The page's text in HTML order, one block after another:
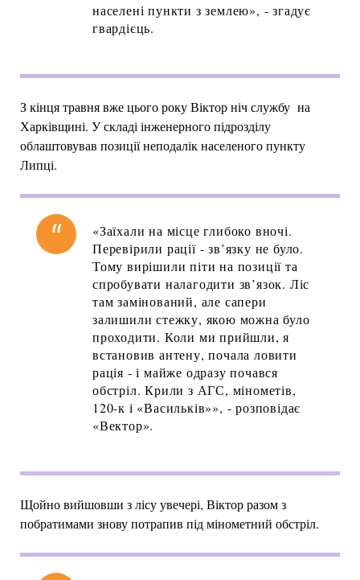
населені пункти з землею», - згадує
гвардієць.
З кінця травня вже цього року Віктор ніч службу на
Харківщині. У складі інженерного підрозділу
облаштовував позиції неподалік населеного пункту
Липці.
«Заїхали на місце глибоко вночі.
Перевірили рації - зв’язку не було.
Тому вирішили піти на позиції та
спробувати налагодити зв’язок. Ліс
там замінований, але сапери
залишили стежку, якою можна було
проходити. Коли ми прийшли, я
встановив антену, почала ловити
рація - і майже одразу почався
обстріл. Крили з АГС, мінометів,
120-к і «Васильків»», - розповідає
«Вектор».
Щойно вийшовши з лісу увечері, Віктор разом з
побратимами знову потрапив під мінометний обстріл.